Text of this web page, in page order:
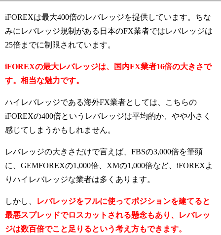
iFOREXは最大400倍のレバレッジを提供しています。ちな
みにレバレッジ規制がある日本のFX業者ではレバレッジは
25倍までに制限されています。
iFOREXの最大レバレッジは、国内FX業者16倍の大きさで
す。相当な魅力です。
ハイレバレッジである海外FX業者としては、こちらの
iFOREXの400倍というレバレッジは平均的か、やや小さく
感じてしまうかもしれません。
レバレッジの大きさだけで言えば、FBSの3,000倍を筆頭
に、GEMFOREXの1,000倍、XMの1,000倍など、iFOREXよ
りハイレバレッジな業者は多くあります。
しかし、
レバレッジをフルに使ってポジションを建てると
最悪スプレッドでロスカットされる懸念もあり、レバレッ
ジは数百倍でこと足りるという考え方もできます。